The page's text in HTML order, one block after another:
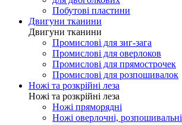
Побутові пластини
Двигуни тканини
Двигуни тканини
Промислові для зиг-зага
Промислові для оверлоков
Промислові для прямострочек
Промислові для розпошивалок
Ножі та розкрійні леза
Ножі та розкрійні леза
Ножі пряморядні
Ножі оверлочні, розпошивальні